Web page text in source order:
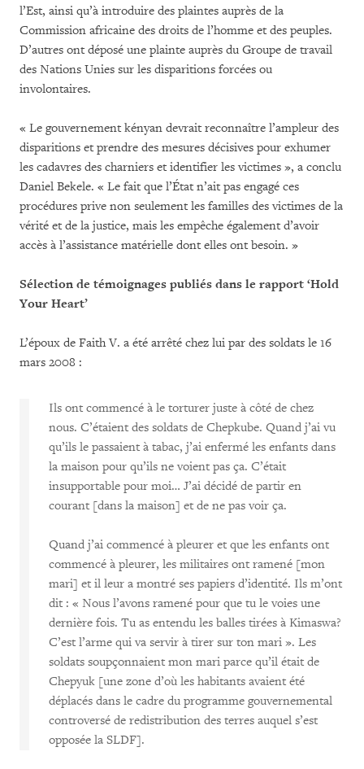
l’Est, ainsi qu’à introduire des plaintes auprès de la
Commission africaine des droits de l’homme et des peuples.
D’autres ont déposé une plainte auprès du Groupe de travail
des Nations Unies sur les disparitions forcées ou
involontaires.
« Le gouvernement kényan devrait reconnaître l’ampleur des
disparitions et prendre des mesures décisives pour exhumer
les cadavres des charniers et identifier les victimes », a conclu
Daniel Bekele. « Le fait que l’État n’ait pas engagé ces
procédures prive non seulement les familles des victimes de la
vérité et de la justice, mais les empêche également d’avoir
accès à l’assistance matérielle dont elles ont besoin. »
Sélection de témoignages publiés dans le rapport ‘Hold
Your Heart’
L’époux de Faith V. a été arrêté chez lui par des soldats le 16
mars 2008 :
Ils ont commencé à le torturer juste à côté de chez
nous. C’étaient des soldats de Chepkube. Quand j’ai vu
qu’ils le passaient à tabac, j’ai enfermé les enfants dans
la maison pour qu’ils ne voient pas ça. C’était
insupportable pour moi… J’ai décidé de partir en
courant [dans la maison] et de ne pas voir ça.
Quand j’ai commencé à pleurer et que les enfants ont
commencé à pleurer, les militaires ont ramené [mon
mari] et il leur a montré ses papiers d’identité. Ils m’ont
dit : « Nous l’avons ramené pour que tu le voies une
dernière fois. Tu as entendu les balles tirées à Kimaswa?
C’est l’arme qui va servir à tirer sur ton mari ». Les
soldats soupçonnaient mon mari parce qu’il était de
Chepyuk [une zone d’où les habitants avaient été
déplacés dans le cadre du programme gouvernemental
controversé de redistribution des terres auquel s’est
opposée la SLDF].